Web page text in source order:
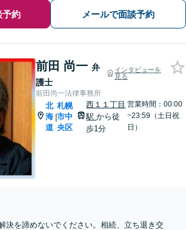
予約 メールで面談予約
前田 尚一 弁
護士
インタビューを
見る
前田尚一法律事務所
北
海
道
|
札幌
市中
央区
西１１丁目
駅から徒
歩1分
営業時間：00:00
~23:59（土日祝
日）
決を諦めないでください。相続、立ち退き交